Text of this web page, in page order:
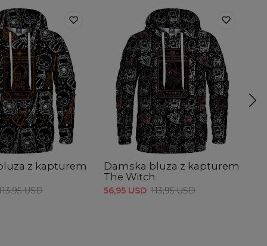
z kapturem
USD
Damska bluza z kapturem
The Witch
56,95 USD 113,95 USD